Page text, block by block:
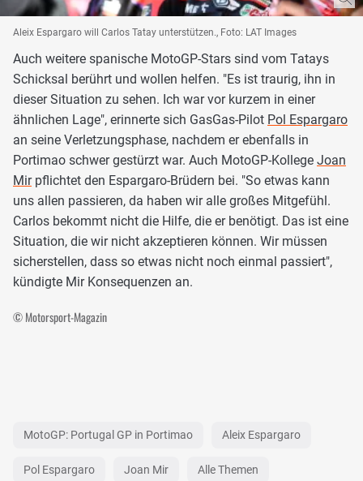
Aleix Espargaro will Carlos Tatay unterstützen., Foto: LAT Images
Auch weitere spanische MotoGP-Stars sind vom Tatays
Schicksal berührt und wollen helfen. "Es ist traurig, ihn in
dieser Situation zu sehen. Ich war vor kurzem in einer
ähnlichen Lage", erinnerte sich GasGas-Pilot Pol Espargaro
an seine Verletzungsphase, nachdem er ebenfalls in
Portimao schwer gestürzt war. Auch MotoGP-Kollege Joan
Mirpflichtet den Espargaro-Brüdern bei. "So etwas kann
uns allen passieren, da haben wir alle großes Mitgefühl.
Carlos bekommt nicht die Hilfe, die er benötigt. Das ist eine
Situation, die wir nicht akzeptieren können. Wir müssen
sicherstellen, dass so etwas nicht noch einmal passiert",
kündigte Mir Konsequenzen an.
© Motorsport-Magazin
MotoGP: Portugal GP in Portimao Aleix Espargaro
Pol Espargaro Joan Mir Alle Themen